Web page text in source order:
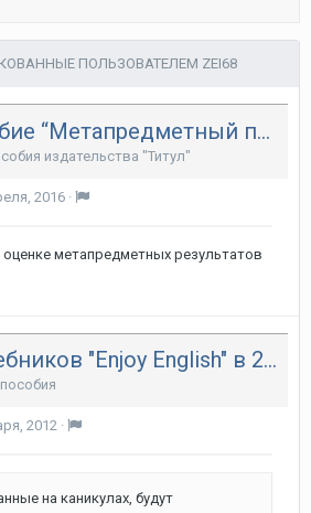
ПОЛЬЗОВАТЕЛЕМ ZEI68
Учебное пособие “Метапредметный портфель ученика 4 класса”
издательства "Титул"
2016 ·
метапредметных результатов
Апробация учебников "Enjoy English" в 2011/12 году
2012 ·
на каникулах, будут